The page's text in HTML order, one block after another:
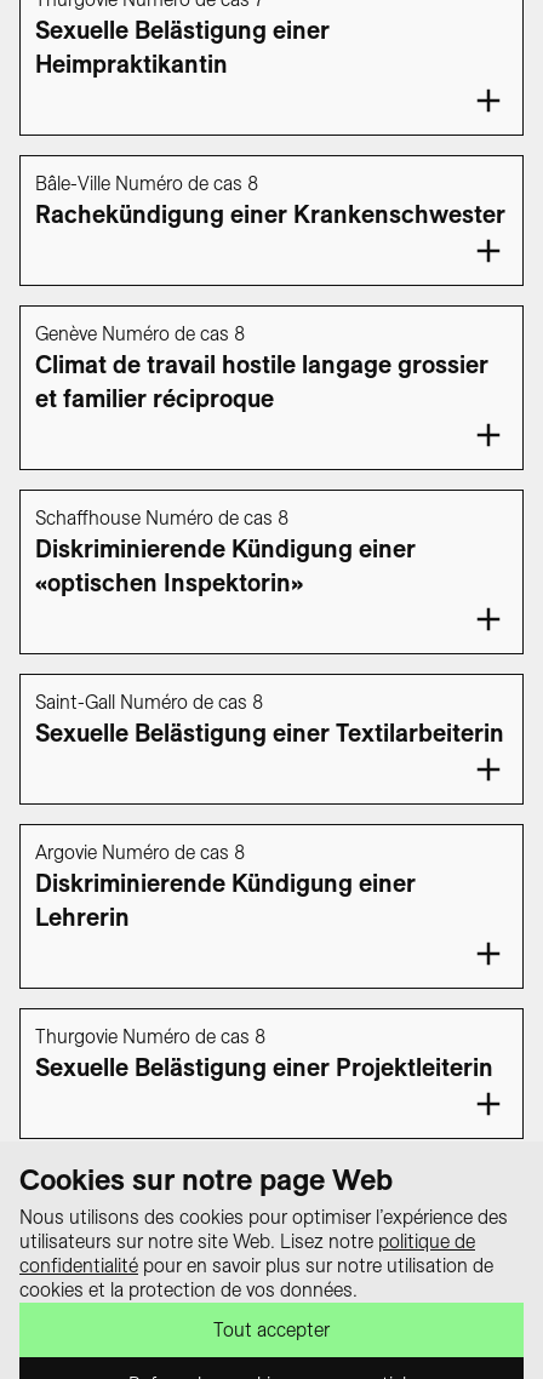
Sexuelle Belästigung einer
Heimpraktikantin
Bâle-Ville Numéro de cas 8
Rachekündigung einer Krankenschwester
Genève Numéro de cas 8
Climat de travail hostile langage grossier
et familier réciproque
Schaffhouse Numéro de cas 8
Diskriminierende Kündigung einer
«optischen Inspektorin»
Saint-Gall Numéro de cas 8
Sexuelle Belästigung einer Textilarbeiterin
Argovie Numéro de cas 8
Diskriminierende Kündigung einer
Lehrerin
Thurgovie Numéro de cas 8
Sexuelle Belästigung einer Projektleiterin
Le portail « equality law – Tout sur la
loi sur l’égalité » est un projet de la
Protection des
Cookies sur notre page Web
Nous utilisons des cookies pour optimiser l’expérience des
utilisateurs sur notre site Web. Lisez notre politique de
confidentialité pour en savoir plus sur notre utilisation de
cookies et la protection de vos données.
Tout accepter